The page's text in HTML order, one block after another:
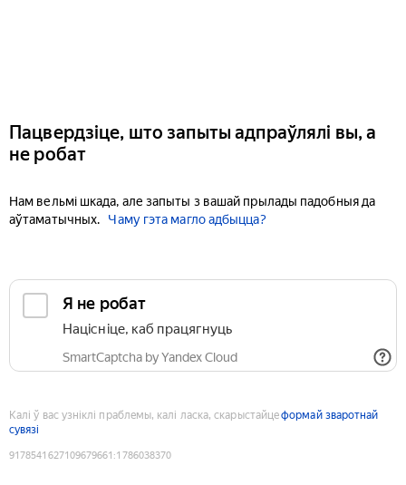
Пацвердзіце, што запыты адпраўлялі вы, а
не робат
Нам вельмі шкада, але запыты з вашай прылады падобныя да
аўтаматычных.
Чаму гэта магло адбыцца?
Я не робат
Націсніце, каб працягнуць
SmartCaptcha by Yandex Cloud
Калі ў вас узніклі праблемы, калі ласка, скарыстайцеформай зваротнай
сувязі
9178541627109679661 :1786038370